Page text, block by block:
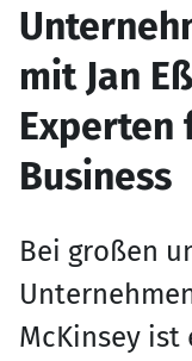
mit Jan
Experten
Business
Bei großen
McKinsey ist